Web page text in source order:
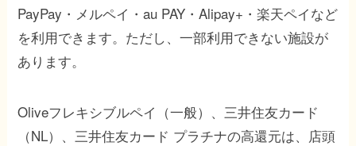
PayPay・メルペイ・au PAY・Alipay+・楽天ペイなど
を利用できます。ただし、一部利用できない施設が
あります。
Oliveフレキシブルペイ（一般）、三井住友カード
（NL）、三井住友カード プラチナの高還元は、店頭